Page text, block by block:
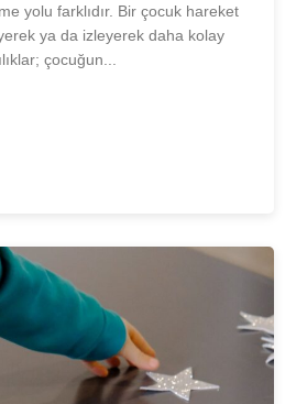
yolu farklıdır. Bir çocuk hareket
ya da izleyerek daha kolay
çocuğun...